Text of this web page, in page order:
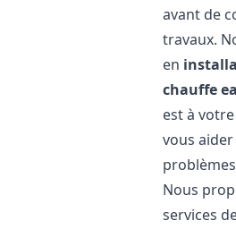
avant de
travaux.
en
chauffe
est à
vous
Nous
services